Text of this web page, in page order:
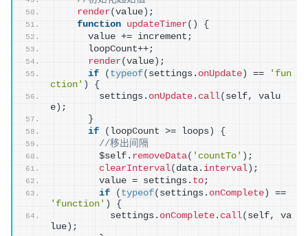
render(value) ;
function updateTimer( )
{
      value += increment;
      loopCount++;
render(value) ;
if
( typeof( settings. onUpdate) ==
'fun
ction' )
{
        settings.
onUpdate . call( self, valu
e) ;
}
if
( loopCount >= loops)
{
//移出间隔
        $self.
removeData( 'countTo' ) ;
clearInterval( data. interval) ;
        value = settings.
to ;
if
( typeof( settings. onComplete)
'function' )
{
          settings.
onComplete . call( self, va
lue) ;